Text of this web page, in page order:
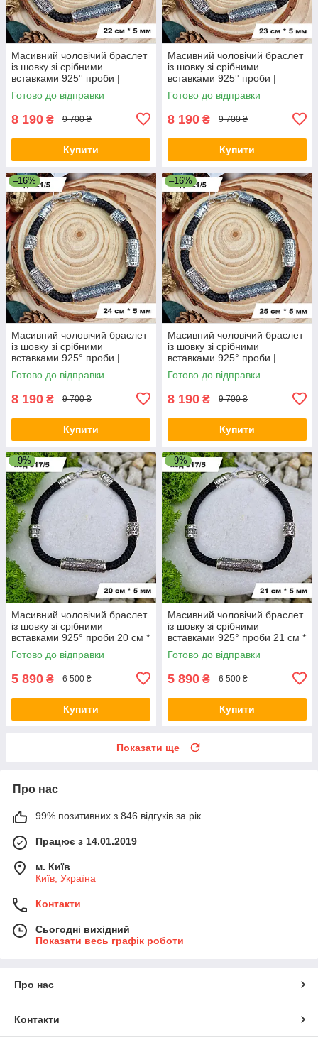
Масивний чоловічий браслет
із шовку зі срібними
вставками 925° проби |
Срібний браслет
Готово до відправки
8 190 ₴ 9 700 ₴
Купити
Масивний чоловічий браслет
із шовку зі срібними
вставками 925° проби |
Срібний браслет
Готово до відправки
8 190 ₴ 9 700 ₴
Купити
–16%
Масивний чоловічий браслет
із шовку зі срібними
вставками 925° проби |
Срібний браслет
Готово до відправки
8 190 ₴ 9 700 ₴
Купити
–16%
Масивний чоловічий браслет
із шовку зі срібними
вставками 925° проби |
Срібний браслет
Готово до відправки
8 190 ₴ 9 700 ₴
Купити
–9%
Масивний чоловічий браслет
із шовку зі срібними
вставками 925° проби 20 см *
5 мм
Готово до відправки
5 890 ₴ 6 500 ₴
Купити
–9%
Масивний чоловічий браслет
із шовку зі срібними
вставками 925° проби 21 см *
5 мм
Готово до відправки
5 890 ₴ 6 500 ₴
Купити
Показати ще
Про нас
99% позитивних з 846 відгуків за рік
Працює з 14.01.2019
м. Київ
Київ, Україна
Контакти
Сьогодні вихідний
Показати весь графік роботи
Про нас
Контакти